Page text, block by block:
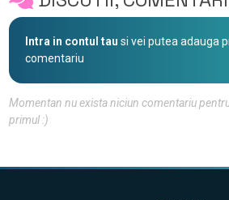
Intra in contul tau si vei putea adauga
comentariu
Momentan nu exista niciun comentariu
primul :)